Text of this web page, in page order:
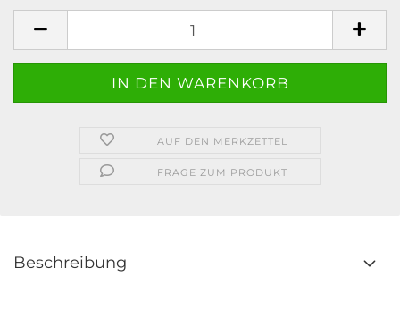
AUF DEN MERKZETTEL
FRAGE ZUM PRODUKT
Beschreibung